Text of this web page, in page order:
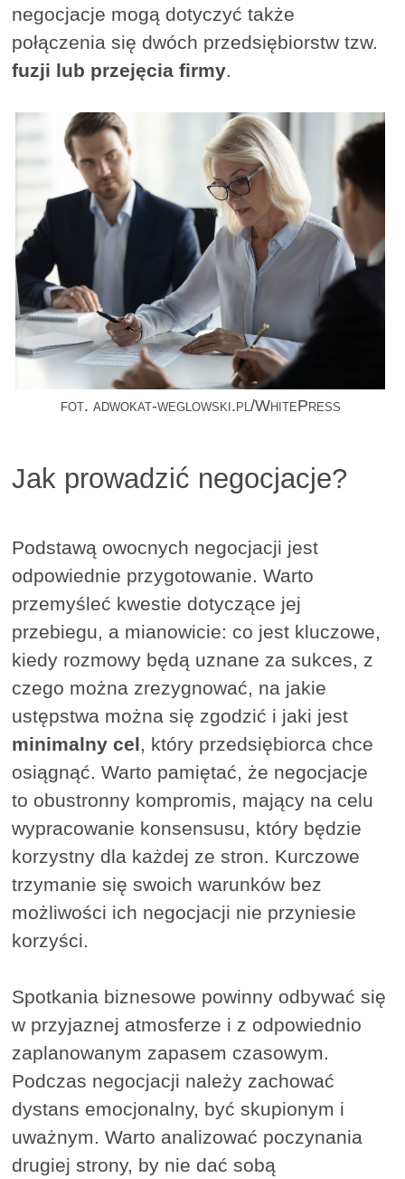
negocjacje mogą dotyczyć także
połączenia się dwóch przedsiębiorstw tzw.
fuzji lub przejęcia firmy
fot. adwokat-weglowski.pl/WhitePress
Jak prowadzić negocjacje?
Podstawą owocnych negocjacji jest
odpowiednie przygotowanie. Warto
przemyśleć kwestie dotyczące jej
przebiegu, a mianowicie: co jest kluczowe,
kiedy rozmowy będą uznane za sukces, z
czego można zrezygnować, na jakie
ustępstwa można się zgodzić i jaki jest
minimalny cel, który przedsiębiorca chce
osiągnąć. Warto pamiętać, że negocjacje
to obustronny kompromis, mający na celu
wypracowanie konsensusu, który będzie
korzystny dla każdej ze stron. Kurczowe
trzymanie się swoich warunków bez
możliwości ich negocjacji nie przyniesie
korzyści.
Spotkania biznesowe powinny odbywać się
w przyjaznej atmosferze i z odpowiednio
zaplanowanym zapasem czasowym.
Podczas negocjacji należy zachować
dystans emocjonalny, być skupionym i
uważnym. Warto analizować poczynania
drugiej strony, by nie dać sobą